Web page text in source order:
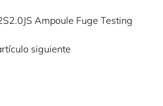
Ampoule Fuge Testing
siguiente